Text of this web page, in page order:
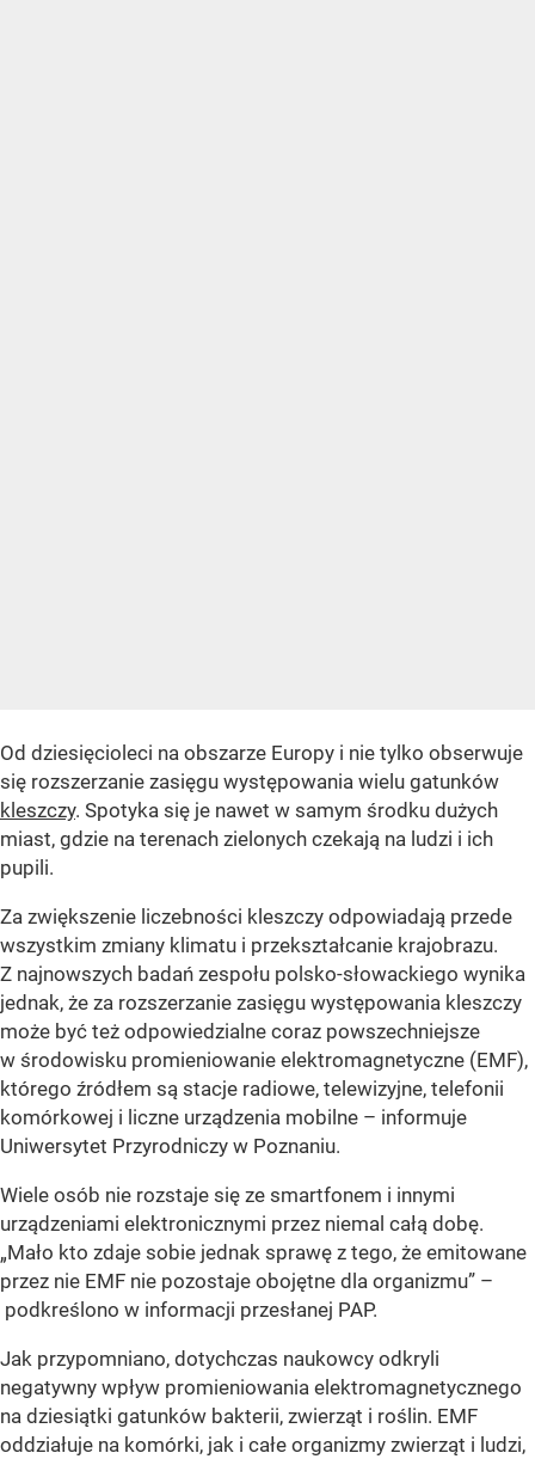
Od dziesięcioleci na obszarze Europy i nie tylko obserwuje
się rozszerzanie zasięgu występowania wielu gatunków
kleszczy. Spotyka się je nawet w samym środku dużych
miast, gdzie na terenach zielonych czekają na ludzi i ich
pupili.
Za zwiększenie liczebności kleszczy odpowiadają przede
wszystkim zmiany klimatu i przekształcanie krajobrazu.
Z najnowszych badań zespołu polsko-słowackiego wynika
jednak, że za rozszerzanie zasięgu występowania kleszczy
może być też odpowiedzialne coraz powszechniejsze
w środowisku promieniowanie elektromagnetyczne (EMF),
którego źródłem są stacje radiowe, telewizyjne, telefonii
komórkowej i liczne urządzenia mobilne – informuje
Uniwersytet Przyrodniczy w Poznaniu.
Wiele osób nie rozstaje się ze smartfonem i innymi
urządzeniami elektronicznymi przez niemal całą dobę.
„Mało kto zdaje sobie jednak sprawę z tego, że emitowane
przez nie EMF nie pozostaje obojętne dla organizmu” –
podkreślono w informacji przesłanej PAP.
Jak przypomniano, dotychczas naukowcy odkryli
negatywny wpływ promieniowania elektromagnetycznego
na dziesiątki gatunków bakterii, zwierząt i roślin. EMF
oddziałuje na komórki, jak i całe organizmy zwierząt i ludzi,